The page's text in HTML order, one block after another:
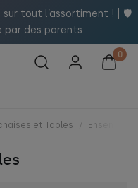
sur tout l’assortiment ! | 🛡️
par des parents
et Tables Ensembles